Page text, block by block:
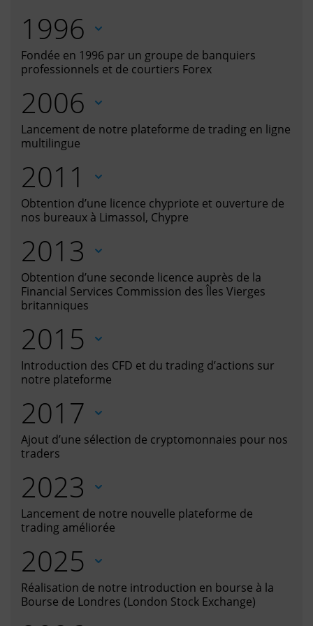
1996
Fondée en 1996 par un groupe de banquiers
professionnels et de courtiers Forex
2006
Lancement de notre plateforme de trading en ligne
multilingue
2011
Obtention d’une licence chypriote et ouverture de
nos bureaux à Limassol, Chypre
2013
Obtention d’une seconde licence auprès de la
Financial Services Commission des Îles Vierges
britanniques
2015
Introduction des CFD et du trading d’actions sur
notre plateforme
2017
Ajout d’une sélection de cryptomonnaies pour nos
traders
2023
Lancement de notre nouvelle plateforme de
trading améliorée
2025
Réalisation de notre introduction en bourse à la
Bourse de Londres (London Stock Exchange)